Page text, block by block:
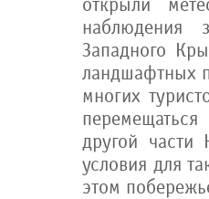
открыли
наблюдения
Западного
ландшафтных
многих
другой части
условия для
этом